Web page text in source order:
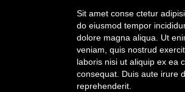
Sit amet conse ctetur
do eiusmod tempor
dolore magna aliqua. Ut
veniam, quis nostrud
laboris nisi ut aliquip ex ea
consequat. Duis aute irure
reprehenderit.